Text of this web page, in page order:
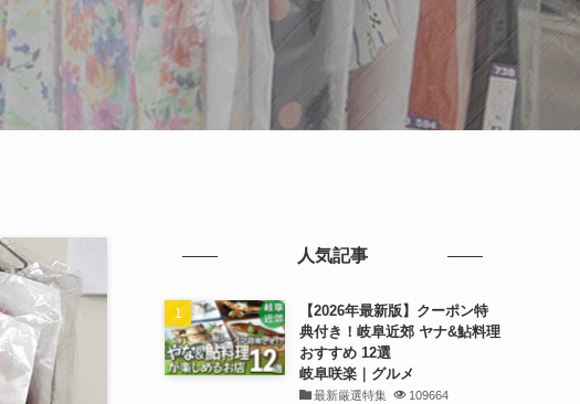
人気記事
【2026年最新版】クーポン特
典付き！岐阜近郊 ヤナ&鮎料理
おすすめ 12選
岐阜咲楽｜グルメ
最新厳選特集 109664